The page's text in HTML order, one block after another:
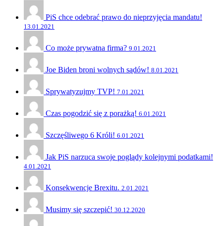
PiS chce odebrać prawo do nieprzyjęcia mandatu!
13.01.2021
Co może prywatna firma? 9.01.2021
Joe Biden broni wolnych sądów! 8.01.2021
Sprywatyzujmy TVP! 7.01.2021
Czas pogodzić się z porażką! 6.01.2021
Szczęśliwego 6 Króli! 6.01.2021
Jak PiS narzuca swoje poglądy kolejnymi podatkami!
4.01.2021
Konsekwencje Brexitu. 2.01.2021
Musimy się szczepić! 30.12.2020